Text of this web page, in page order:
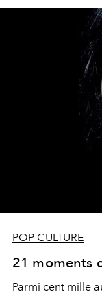
POP CULTURE
21 moments
Parmi cent mille